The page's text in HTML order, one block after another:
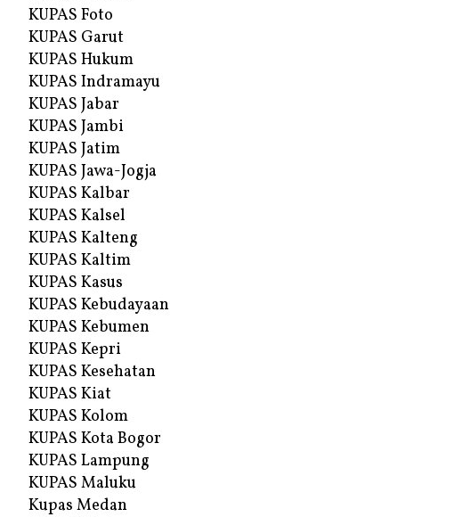
KUPAS Foto
KUPAS Garut
KUPAS Hukum
KUPAS Indramayu
KUPAS Jabar
KUPAS Jambi
KUPAS Jatim
KUPAS Jawa-Jogja
KUPAS Kalbar
KUPAS Kalsel
KUPAS Kalteng
KUPAS Kaltim
KUPAS Kasus
KUPAS Kebudayaan
KUPAS Kebumen
KUPAS Kepri
KUPAS Kesehatan
KUPAS Kiat
KUPAS Kolom
KUPAS Kota Bogor
KUPAS Lampung
KUPAS Maluku
Kupas Medan